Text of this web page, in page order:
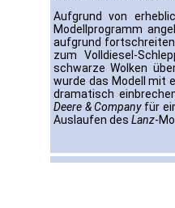
Aufgrund von
Modellprogramm
aufgrund
zum Volldiesel-
schwarze Wolken
wurde das Modell mit
dramatisch
Deere & Companyfür
Auslaufen des Lanz-